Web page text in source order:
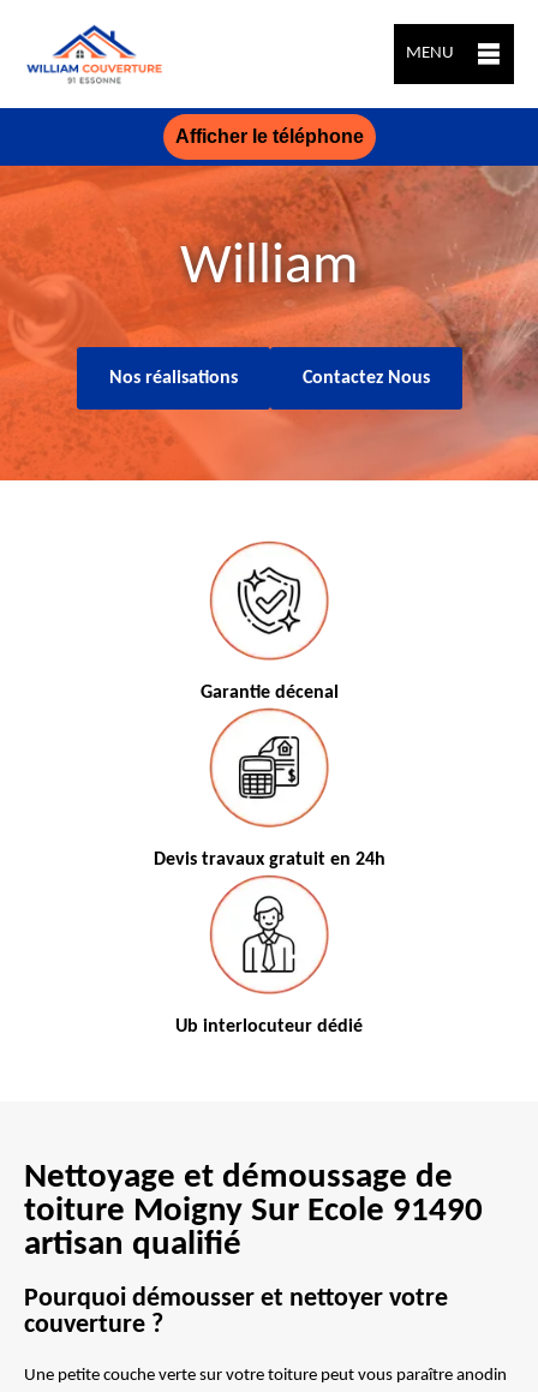
MENU
Afficher le téléphone
William
Nos réalisations Contactez Nous
Garantie décenal
Devis travaux gratuit en 24h
Ub interlocuteur dédié
Nettoyage et démoussage de
toiture Moigny Sur Ecole 91490
artisan qualifié
Pourquoi démousser et nettoyer votre
couverture ?
Une petite couche verte sur votre toiture peut vous paraître anodin